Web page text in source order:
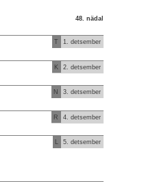
48. nädal
T
1. detsember
K
2. detsember
N
3. detsember
R
4. detsember
L
5. detsember